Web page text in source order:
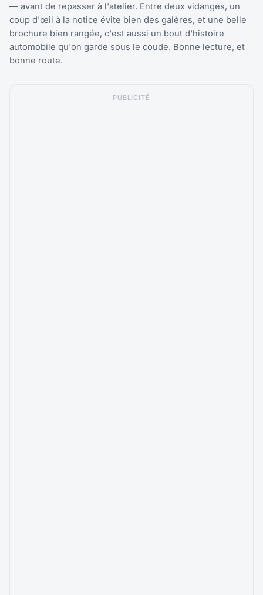
— avant de repasser à l'atelier. Entre deux vidanges, un
coup d'œil à la notice évite bien des galères, et une belle
brochure bien rangée, c'est aussi un bout d'histoire
automobile qu'on garde sous le coude. Bonne lecture, et
bonne route.
PUBLICITÉ